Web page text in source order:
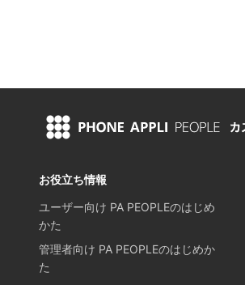
お役立ち情報
ユーザー向け PA PEOPLEのはじめ
かた
管理者向け PA PEOPLEのはじめか
た